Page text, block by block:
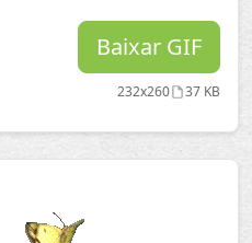
Baixar GIF
232x260 37 KB